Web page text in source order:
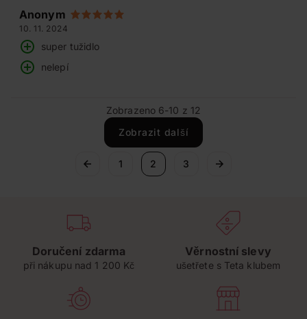
Anonym
10. 11. 2024
super tužidlo
nelepí
Zobrazeno 6-10 z 12
Zobrazit další
1 2 3
Doručení zdarma
při nákupu nad 1 200 Kč
Věrnostní slevy
ušetřete s Teta klubem